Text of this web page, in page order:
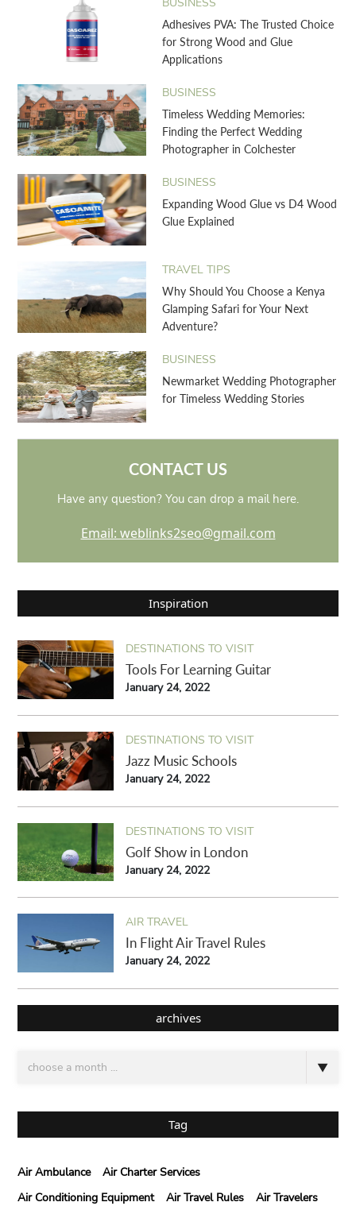
Adhesives PVA: The Trusted Choice
for Strong Wood and Glue
Applications
BUSINESS
Timeless Wedding Memories:
Finding the Perfect Wedding
Photographer in Colchester
BUSINESS
Expanding Wood Glue vs D4 Wood
Glue Explained
TRAVEL TIPS
Why Should You Choose a Kenya
Glamping Safari for Your Next
Adventure?
BUSINESS
Newmarket Wedding Photographer
for Timeless Wedding Stories
CONTACT US
Have any question? You can drop a mail here.
Email: weblinks2seo@gmail.com
Inspiration
DESTINATIONS TO VISIT
Tools For Learning Guitar
January 24, 2022
DESTINATIONS TO VISIT
Jazz Music Schools
January 24, 2022
DESTINATIONS TO VISIT
Golf Show in London
January 24, 2022
AIR TRAVEL
In Flight Air Travel Rules
January 24, 2022
archives
Tag
Air Ambulance
Air Charter Services
Air Conditioning Equipment
Air Travel Rules
Air Travelers